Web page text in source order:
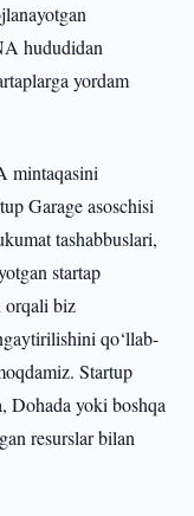
hududidan
yordam
mintaqasini
Garage asoschisi
tashabbuslari,
startap
orqali biz
qo‘llab-
Startup
Dohada yoki boshqa
resurslar bilan